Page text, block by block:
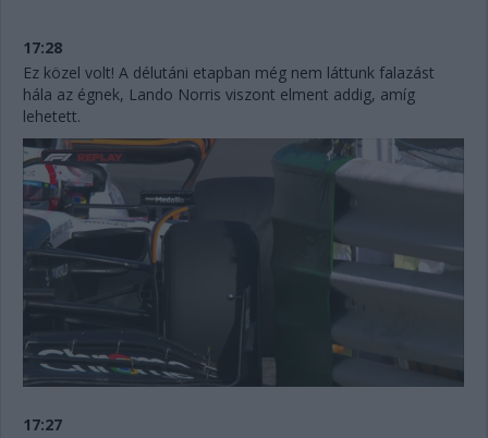
17:28
Ez közel volt! A délutáni etapban még nem láttunk falazást
hála az égnek, Lando Norris viszont elment addig, amíg
lehetett.
17:27